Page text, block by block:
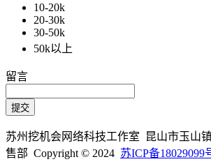
10-20k
20-30k
30-50k
50k以上
留言
苏州挖机会网络科技工作室 昆山市玉山
售部 Copyright © 2024 苏ICP备18029099